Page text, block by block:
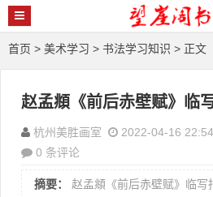
首页 > 美术学习 > 书法学习知识 > 正文
赵孟頫《前后赤壁赋》临
杭州美胜画室 2022-04-16 22:54
0 条评论
摘要：
赵孟頫《前后赤壁赋》临